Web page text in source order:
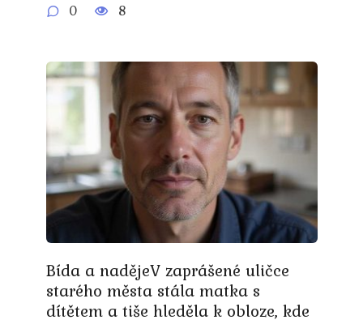
0 8
Bída a nadějeV zaprášené uličce
starého města stála matka s
dítětem a tiše hleděla k obloze, kde